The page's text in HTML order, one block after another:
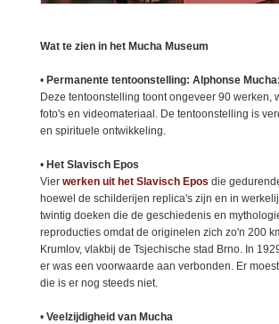
Wat te zien in het Mucha Museum
• Permanente tentoonstelling: Alphonse
Deze tentoonstelling toont ongeveer 90
foto's en videomateriaal. De tentoonstelling is
en spirituele ontwikkeling.
• Het Slavisch Epos
Vier werken uit het Slavisch Epos die
hoewel de schilderijen replica's zijn en in
twintig doeken die de geschiedenis en
reproducties omdat de originelen zich zo'n 200
Krumlov, vlakbij de Tsjechische stad Brno. In
er was een voorwaarde aan verbonden. Er
die is er nog steeds niet.
• Veelzijdigheid van Mucha